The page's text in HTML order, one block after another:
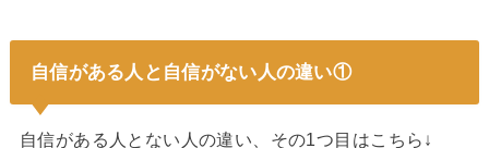
自信がある人と自信がない人の違い①
自信がある人とない人の違い、その1つ目はこちら↓